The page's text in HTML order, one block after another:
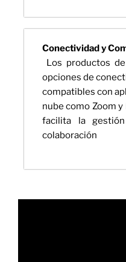
Conectividad y
Los productos
opciones de
compatibles con
nube como Zoom
facilita la
colaboración